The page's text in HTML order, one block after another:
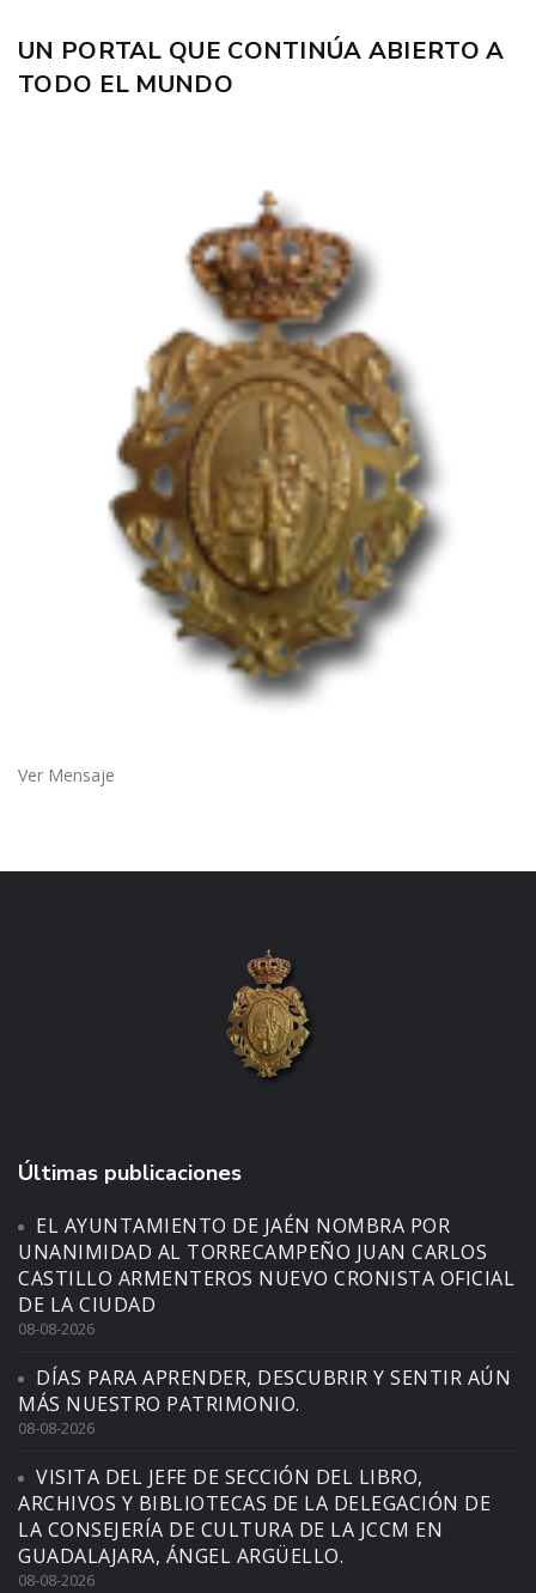
UN PORTAL QUE CONTINÚA ABIERTO A
TODO EL MUNDO
Ver Mensaje
Últimas publicaciones
EL AYUNTAMIENTO DE JAÉN NOMBRA POR
UNANIMIDAD AL TORRECAMPEÑO JUAN CARLOS
CASTILLO ARMENTEROS NUEVO CRONISTA OFICIAL
DE LA CIUDAD
08-08-2026
DÍAS PARA APRENDER, DESCUBRIR Y SENTIR AÚN
MÁS NUESTRO PATRIMONIO.
08-08-2026
VISITA DEL JEFE DE SECCIÓN DEL LIBRO,
ARCHIVOS Y BIBLIOTECAS DE LA DELEGACIÓN DE
LA CONSEJERÍA DE CULTURA DE LA JCCM EN
GUADALAJARA, ÁNGEL ARGÜELLO.
08-08-2026